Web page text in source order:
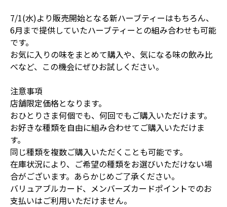
7/1(水)より販売開始となる新ハーブティーはもちろん、
6月まで提供していたハーブティーとの組み合わせも可能
です。
お気に入りの味をまとめて購入や、気になる味の飲み比
べなど、この機会にぜひお試しください。
注意事項
店舗限定価格となります。
おひとりさま何個でも、何回でもご購入いただけます。
お好きな種類を自由に組み合わせてご購入いただけま
す。
同じ種類を複数ご購入いただくことも可能です。
在庫状況により、ご希望の種類をお選びいただけない場
合がございます。あらかじめご了承ください。
バリュアブルカード、メンバーズカードポイントでのお
支払いはご利用いただけません。